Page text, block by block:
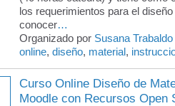
los requerimientos para el
conocer…
Organizado por Susana Trabaldo
online, diseño, material,
Curso Online Diseño de
Moodle con Recursos Open